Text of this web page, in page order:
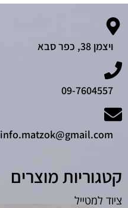
ויצמן 38, כפר סבא
09-7604557
info.matzok@gmail.com
קטגוריות מוצרים
ציוד למטייל